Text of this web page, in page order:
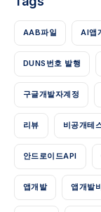
AAB파일 AI앱
DUNS번호 발행
구글개발자계정
리뷰 비공개테
안드로이드API
앱개발 앱개발